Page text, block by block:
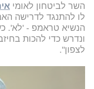
השר לביטחון לאומי
לו להתנגד לדרישה
הנשיא טראמפ - 'לא'.
ונדרש כדי להכות
לצפון".